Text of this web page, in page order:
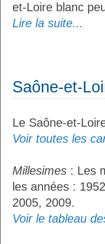
et-Loire blanc
Lire la suite...
Saône-et-
Le Saône-et-
Voir toutes les
Millesimes : Les
les années :
2005, 2009.
Voir le tableau